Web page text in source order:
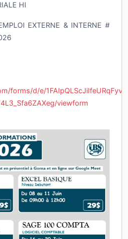
HI
EXTERNE & INTERNE #
forms/d/e/
viewform